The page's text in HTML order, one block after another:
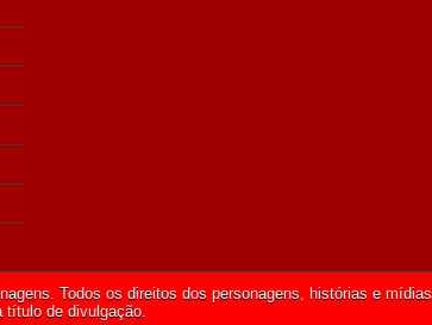
Todos os direitos dos personagens, histórias e mídias
de divulgação.